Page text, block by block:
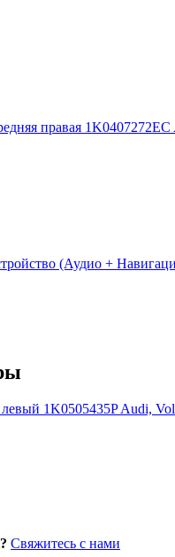
правая
(Аудио +
Свяжитесь с нами